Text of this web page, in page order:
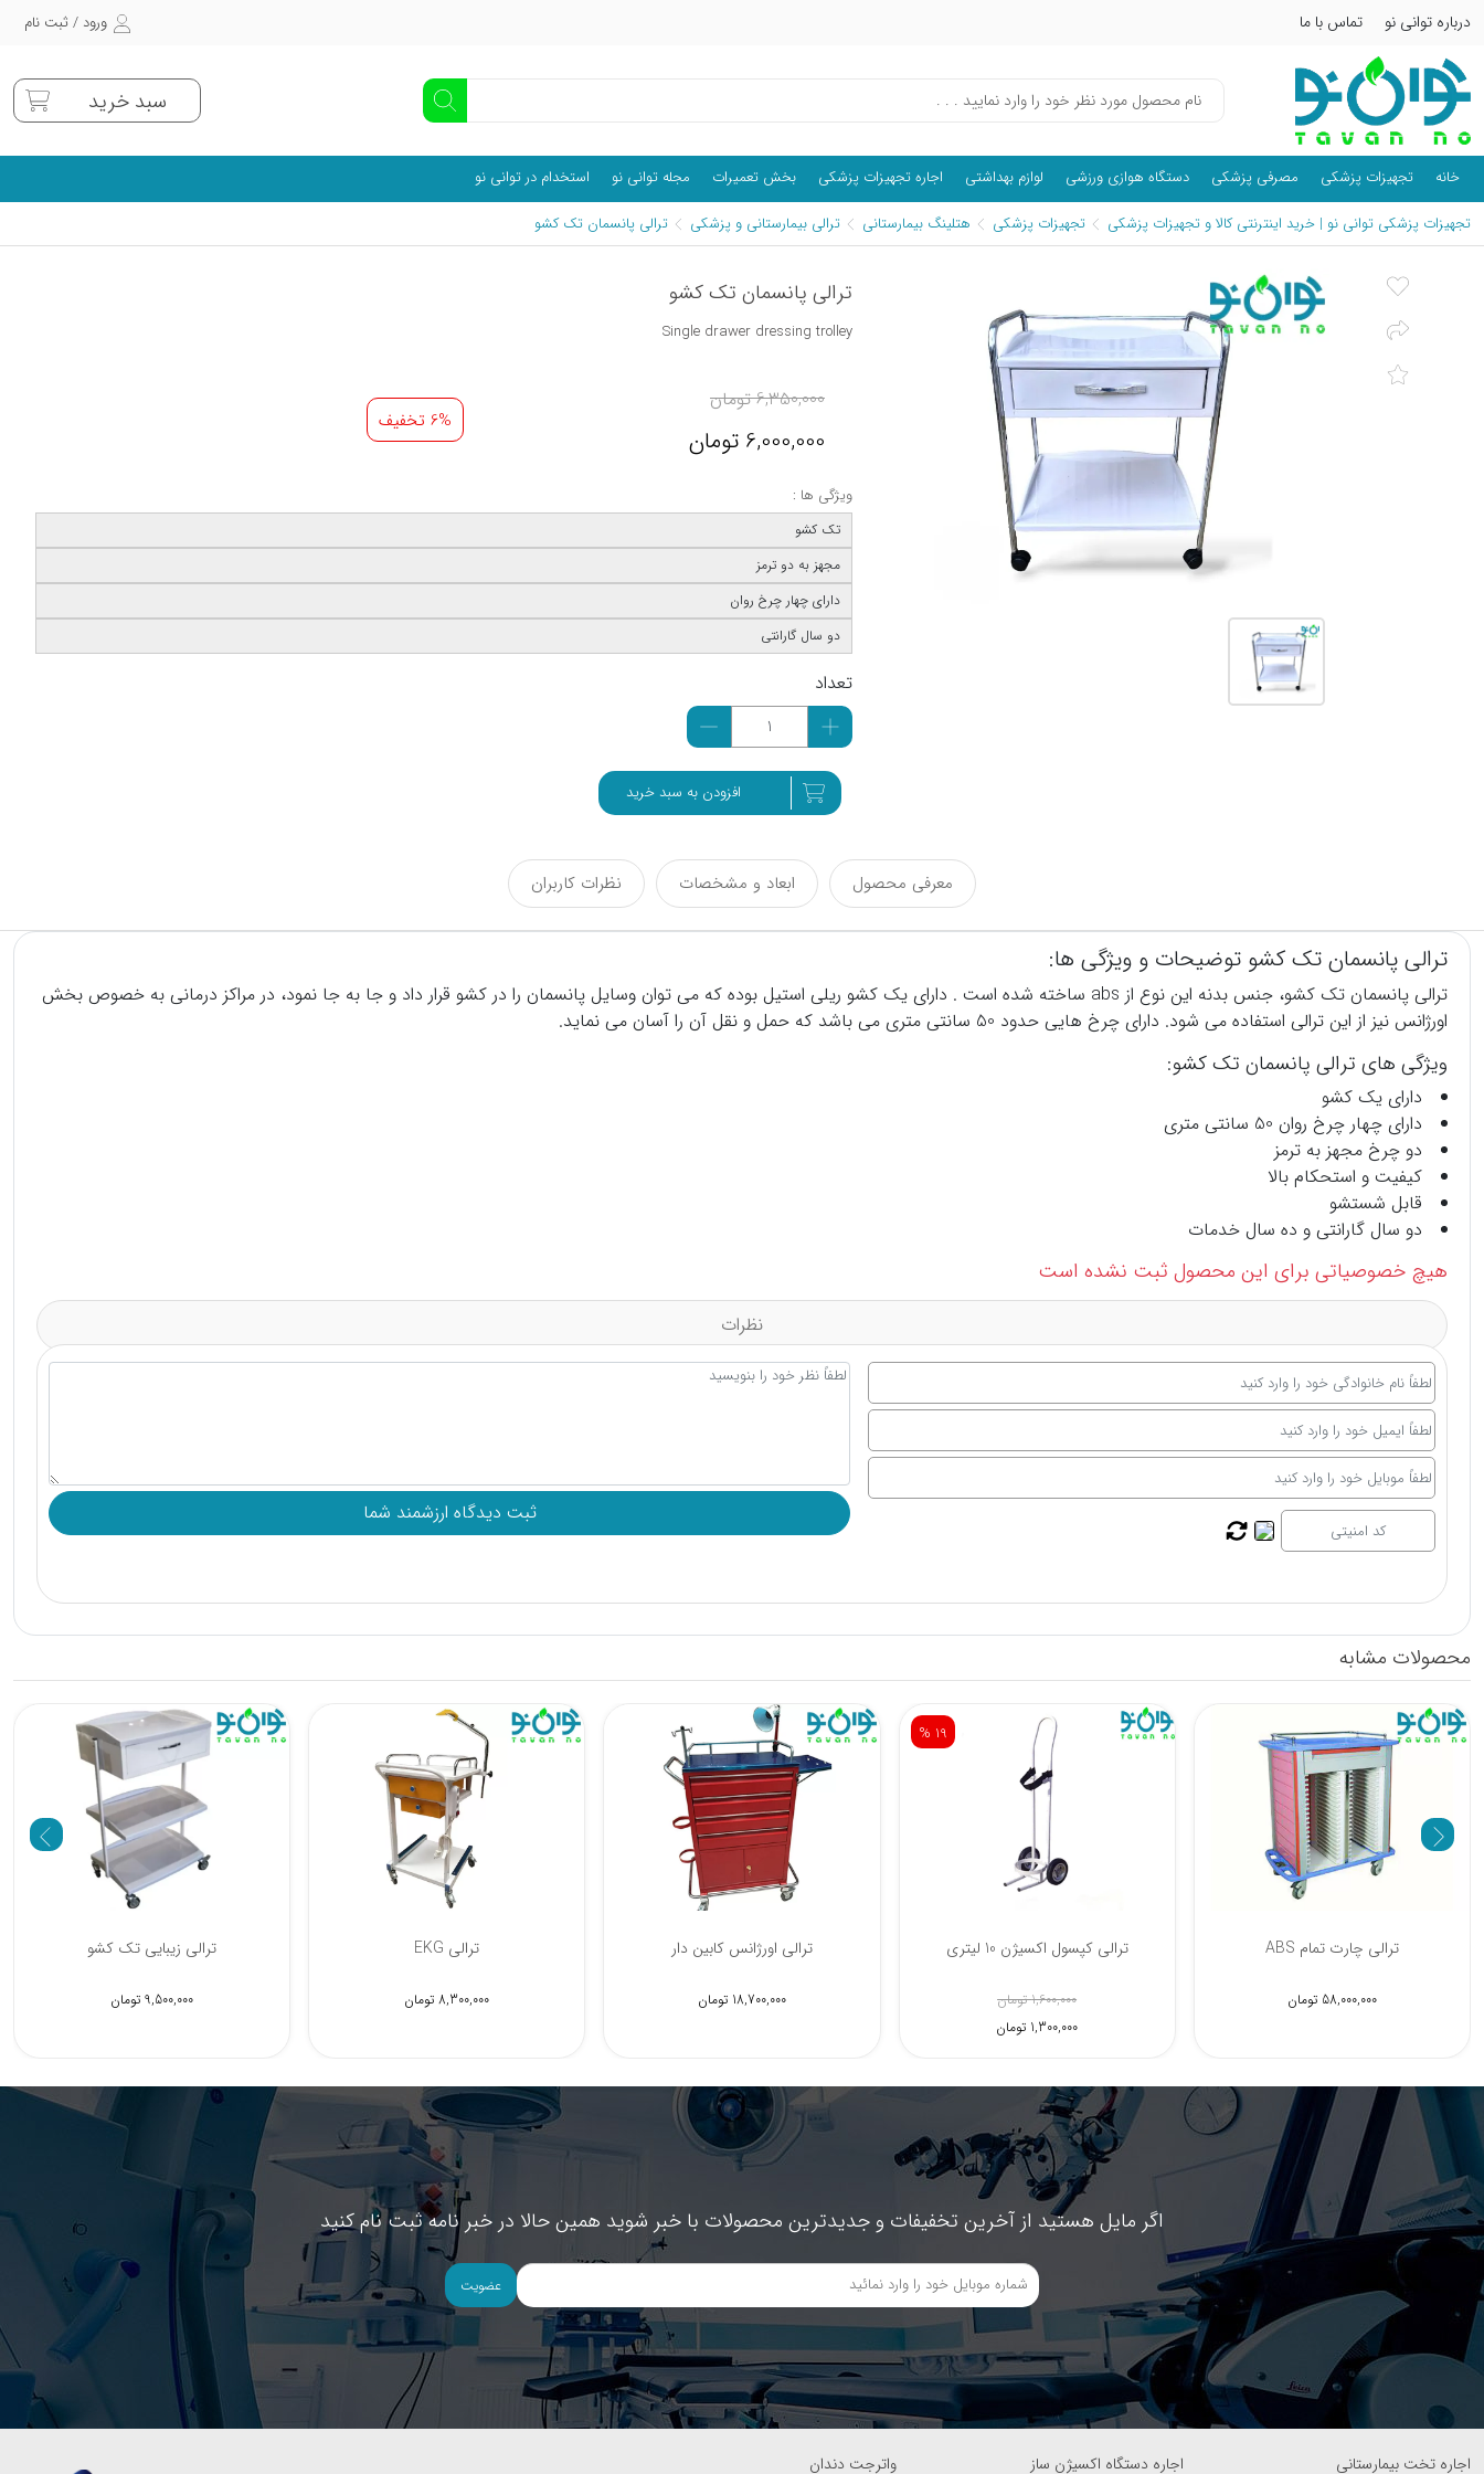
درباره توانی نو تماس با ما ورود / ثبت نام
سبد خرید
خانه تجهیزات پزشکی مصرفی پزشکی دستگاه هوازی ورزشی لوازم بهداشتی اجاره تجهیزات پزشکی بخش تعمیرات مجله توانی نو
استخدام در توانی نو
تجهیزات پزشکی توانی نو | خرید اینترنتی کالا و تجهیزات پزشکی
تجهیزات پزشکی هتلینگ بیمارستانی ترالی بیمارستانی و پزشکی ترالی پانسمان تک کشو
ترالی پانسمان تک کشو
Single drawer dressing trolley
6,350,000تومان
6,000,000 تومان
6% تخفیف
ویژگی ها :
تک کشو
مجهز به دو ترمز
دارای چهار چرخ روان
دو سال گارانتی
تعداد
افزودن به سبد خرید
معرفی محصول ابعاد و مشخصات نظرات کاربران
ترالی پانسمان تک کشو توضیحات و ویژگی ها:
ترالی
پانسمان تک کشو، جنس بدنه این نوع از abs ساخته شده است . دارای یک کشو ریلی استیل بوده که می توان وسایل پانسمان را در کشو قرار داد و جا به جا نمود، در مراکز درمانی به خصوص بخش
اورژانس نیز از این ترالی استفاده می شود. دارای چرخ هایی حدود 50 سانتی متری می باشد که حمل و نقل آن را آسان می نماید.
ویژگی های ترالی پانسمان تک کشو:
دارای یک کشو
دارای چهار چرخ روان 50 سانتی متری
دو چرخ مجهز به ترمز
کیفیت و استحکام بالا
قابل شستشو
دو سال گارانتی و ده سال خدمات
هیچ خصوصیاتی برای این محصول ثبت نشده است
نظرات
محصولات مشابه
ترالی EKG
8,300,000 تومان
ترالی اورژانس کابین دار
18,700,000 تومان
ترالی کپسول اکسیژن 10 لیتری
1,600,000 تومان
ترالی چارت تمام ABS
58,000,000 تومان
ترالی حمل ABS
18,300,000 تومان
اگر مایل هستید از آخرین تخفیفات و جدیدترین محصولات با خبر شوید همین حالا در خبر نامه ثبت نام کنید
عضویت
اجاره تخت بیمارستانی اجاره دستگاه اکسیژن ساز واترجت دندان